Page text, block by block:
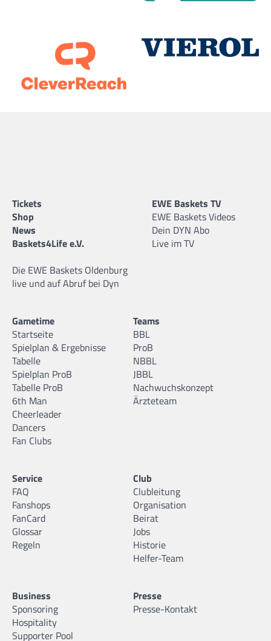
Tickets
Shop
News
Baskets4Life e.V.
Die EWE Baskets Oldenburg
live und auf Abruf bei Dyn
EWE Baskets TV
EWE Baskets Videos
Dein DYN Abo
Live im TV
Gametime
Startseite
Spielplan & Ergebnisse
Tabelle
Spielplan ProB
Tabelle ProB
6th Man
Cheerleader
Dancers
Fan Clubs
Teams
BBL
ProB
NBBL
JBBL
Nachwuchskonzept
Ärzteteam
Service
FAQ
Fanshops
FanCard
Glossar
Regeln
Club
Clubleitung
Organisation
Beirat
Jobs
Historie
Helfer-Team
Business
Sponsoring
Hospitality
Supporter Pool
Presse
Presse-Kontakt